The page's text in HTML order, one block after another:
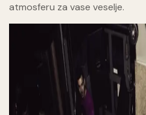
atmosferu za vase veselje.